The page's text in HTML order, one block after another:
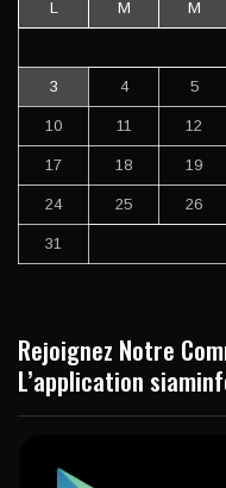
L M M
3 4 5
10 11 12
17 18 19
24 25 26
31
Rejoignez Notre
L’application